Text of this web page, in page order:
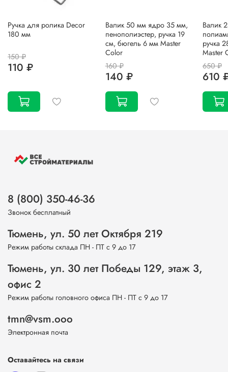
Ручка для ролика Decor
180 мм
150 ₽
110 ₽
Валик 50 мм ядро 35 мм,
пенополиэстер, ручка 19
см, бюгель 6 мм Master
Color
160 ₽
140 ₽
Валик
ручка
Master
650 ₽
610
8 (800) 350-46-36
Звонок бесплатный
Тюмень, ул. 50 лет Октября 219
Режим работы склада ПН - ПТ с 9 до 17
Тюмень, ул. 30 лет Победы 129, этаж 3,
офис 2
Режим работы головного офиса ПН - ПТ с 9 до 17
tmn@vsm.ooo
Электронная почта
Оставайтесь на связи